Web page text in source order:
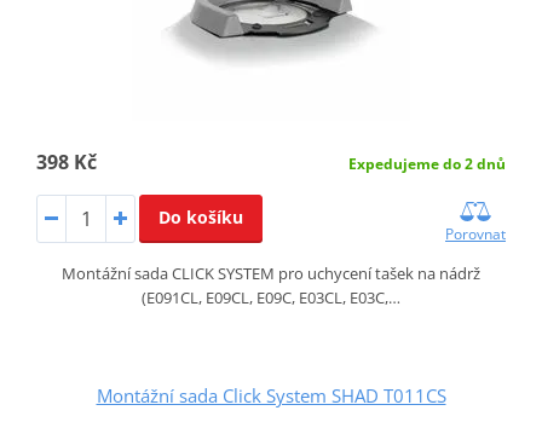
398 Kč Expedujeme do 2 dnů
Do košíku
Porovnat
Montážní sada CLICK SYSTEM pro uchycení tašek na nádrž
(E091CL, E09CL, E09C, E03CL, E03C,…
Montážní sada Click System SHAD T011CS